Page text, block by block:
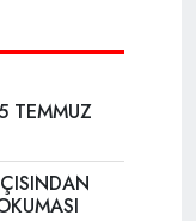
TEMMUZ